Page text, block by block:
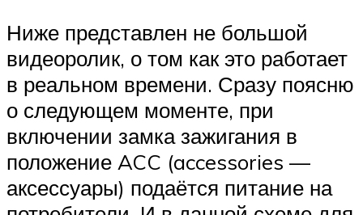
Ниже представлен не большой
видеоролик, о том как это работает
в реальном времени. Сразу поясню
о следующем моменте, при
включении замка зажигания в
положение ACC (accessories —
аксессуары) подаётся питание на